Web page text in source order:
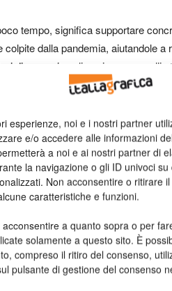
esperienze, noi e i nostri partner
e/o accedere alle informazioni
a noi e ai nostri partner di
la navigazione o gli ID univoci
Non acconsentire o ritirare
caratteristiche e funzioni.
a quanto sopra o per
solamente a questo sito. È
compreso il ritiro del consenso,
pulsante di gestione del consenso
tempo, significa supportare
dalla pandemia, aiutandole a
di euro, ai quali aggiungere quelli
Carlo Montalbetti, direttore
driver importante per orientare
e allo stesso tempo contribuire a
L’Italia è tra i Paesi più ricicloni
e cartone eil tasso di riciclo
10 anni di anticipo i target UE al
della produzione cartaria
2022. A questa si